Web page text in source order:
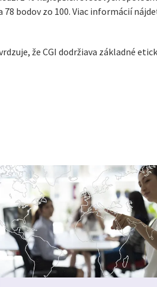
bodov zo 100. Viac informácií
že CGI dodržiava základné